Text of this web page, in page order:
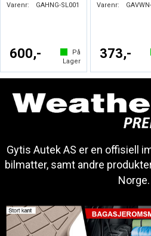
Varenr: GAHNG-SL001
600,-
På
Lager
Varenr:
373,-
Gytis Autek AS er en offisiell
bilmatter, samt andre
Norge.